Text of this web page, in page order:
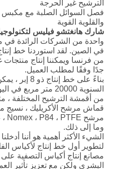
الترشيح غير الحرجة
فصل السوائل الصلبة مع
والقلوية القوية
شارك هانغتشو فيليس
واحدة من الشركات الرائدة في
من فرنسا ويمكننا إنتاج
جدًا وفقًا لمطلب العميل.
بناءً على خط
السنوية 20000 متر
من أقمشة الترشيح المختلفة ،
قماش مرشح الأكريليك ، نسيج
وما إلى ذلك.
الشيء الأكثر أهمية هو أننا أدخلنا
لتطوير أول خط إنتاج لأكياس
مصانع إنتاج أكياس التصفية على
البشري ولكن مع تعزيز تأثير